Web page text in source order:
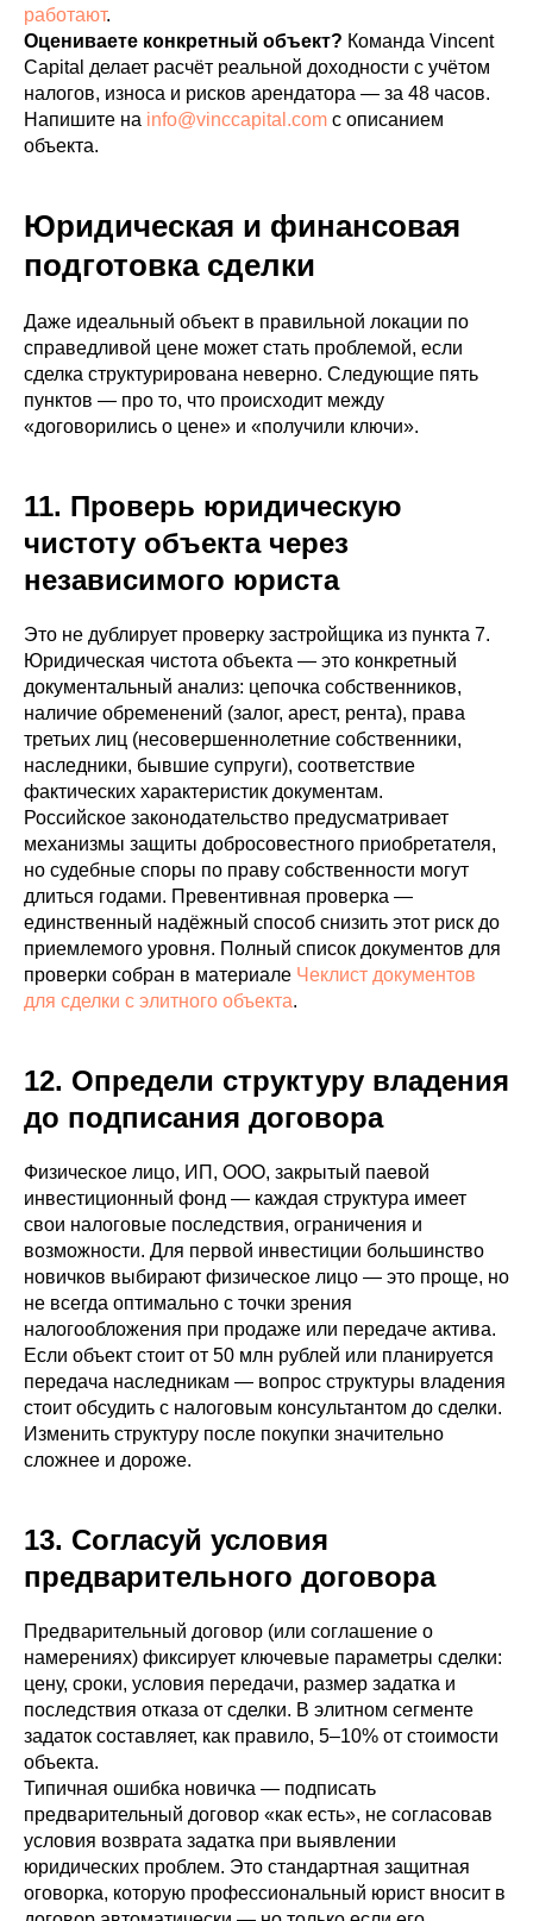
работают.
Оцениваете конкретный объект? Команда Vincent
Capital делает расчёт реальной доходности с учётом
налогов, износа и рисков арендатора — за 48 часов.
Напишите на info@vinccapital.com с описанием
объекта.
Юридическая и финансовая
подготовка сделки
Даже идеальный объект в правильной локации по
справедливой цене может стать проблемой, если
сделка структурирована неверно. Следующие пять
пунктов — про то, что происходит между
«договорились о цене» и «получили ключи».
11. Проверь юридическую
чистоту объекта через
независимого юриста
Это не дублирует проверку застройщика из пункта 7.
Юридическая чистота объекта — это конкретный
документальный анализ: цепочка собственников,
наличие обременений (залог, арест, рента), права
третьих лиц (несовершеннолетние собственники,
наследники, бывшие супруги), соответствие
фактических характеристик документам.
Российское законодательство предусматривает
механизмы защиты добросовестного приобретателя,
но судебные споры по праву собственности могут
длиться годами. Превентивная проверка —
единственный надёжный способ снизить этот риск до
приемлемого уровня. Полный список документов для
проверки собран в материале Чеклист документов
для сделки с элитного объекта.
12. Определи структуру владения
до подписания договора
Физическое лицо, ИП, ООО, закрытый паевой
инвестиционный фонд — каждая структура имеет
свои налоговые последствия, ограничения и
возможности. Для первой инвестиции большинство
новичков выбирают физическое лицо — это проще, но
не всегда оптимально с точки зрения
налогообложения при продаже или передаче актива.
Если объект стоит от 50 млн рублей или планируется
передача наследникам — вопрос структуры владения
стоит обсудить с налоговым консультантом до сделки.
Изменить структуру после покупки значительно
сложнее и дороже.
13. Согласуй условия
предварительного договора
Предварительный договор (или соглашение о
намерениях) фиксирует ключевые параметры сделки:
цену, сроки, условия передачи, размер задатка и
последствия отказа от сделки. В элитном сегменте
задаток составляет, как правило, 5–10% от стоимости
объекта.
Типичная ошибка новичка — подписать
предварительный договор «как есть», не согласовав
условия возврата задатка при выявлении
юридических проблем. Это стандартная защитная
оговорка, которую профессиональный юрист вносит в